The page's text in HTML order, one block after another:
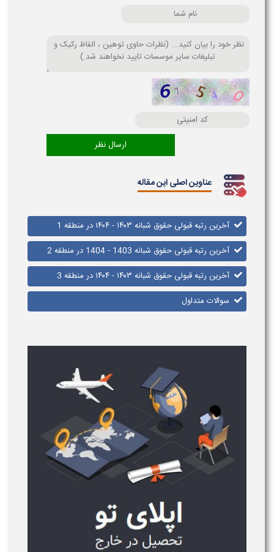
عناوین اصلی این مقاله
آخرین رتبه قبولی حقوق شبانه ۱۴۰۳ - ۱۴۰۴ در منطقه 1
آخرین رتبه قبولی حقوق​ شبانه 1403 - 1404 در منطقه 2
آخرین رتبه قبولی حقوق شبانه ۱۴۰۳ - ۱۴۰۴ در منطقه 3
سوالات متداول